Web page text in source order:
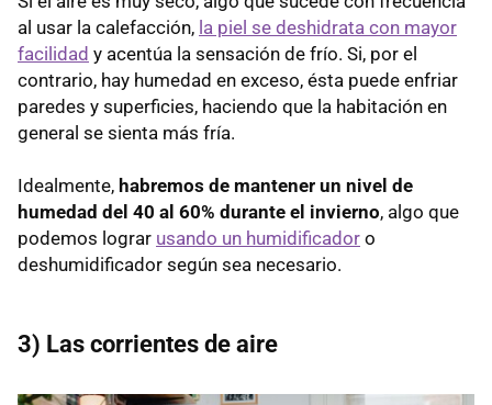
al usar la calefacción, la piel se deshidrata con mayor
facilidad y acentúa la sensación de frío. Si, por el
contrario, hay humedad en exceso, ésta puede enfriar
paredes y superficies, haciendo que la habitación en
general se sienta más fría.
Idealmente, habremos de mantener un nivel de
humedad del 40 al 60% durante el invierno, algo que
podemos lograr usando un humidificador o
deshumidificador según sea necesario.
3) Las corrientes de aire